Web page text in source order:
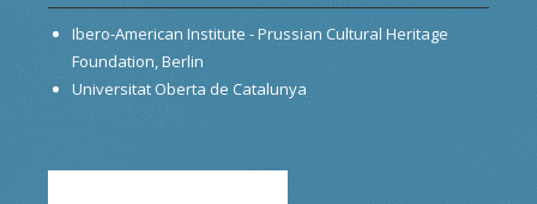
Ibero-American Institute - Prussian Cultural Heritage
Foundation, Berlin
Universitat Oberta de Catalunya